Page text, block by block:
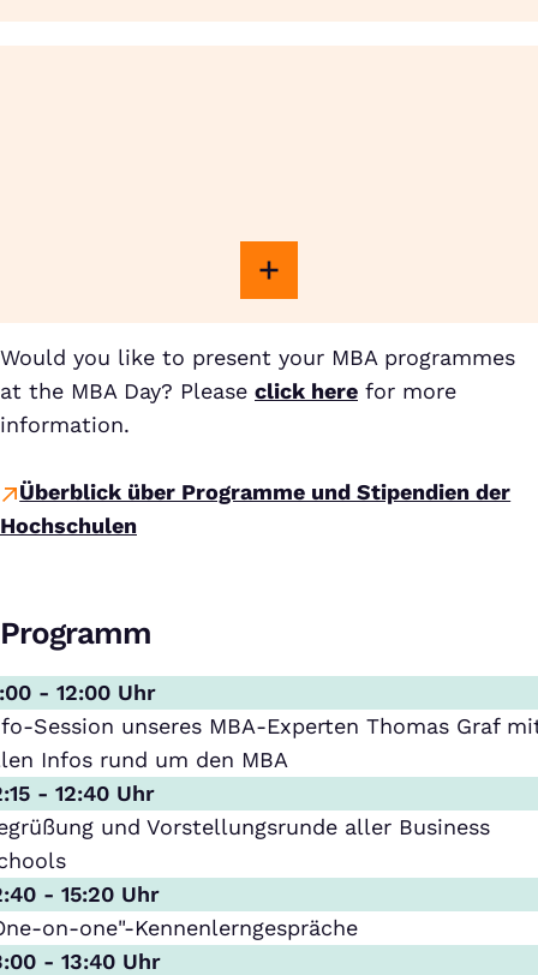
Would you like to present your MBA programmes
at the MBA Day? Please click here for more
information.
Überblick über Programme und Stipendien der
Hochschulen
Programm
- 12:00 Uhr
Session unseres MBA-Experten Thomas Graf
Infos rund um den MBA
- 12:40 Uhr
und Vorstellungsrunde aller Business
- 15:20 Uhr
on-one"-Kennenlerngespräche
- 13:40 Uhr